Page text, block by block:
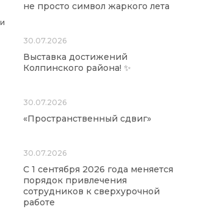
не просто символ жаркого лета
30.07.2026
Выставка достижений
Колпинского района! ✨
30.07.2026
«Пространственный сдвиг»
30.07.2026
С 1 сентября 2026 года меняется
порядок привлечения
сотрудников к сверхурочной
работе